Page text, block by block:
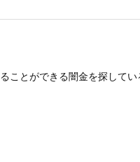
ことができる闇金を探して